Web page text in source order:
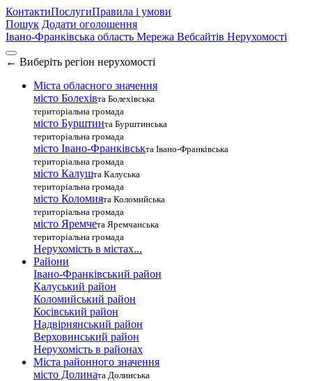
КонтактиПослугиПравила і умови
Пошук Додати оголошення
Івано-Франківська область Мережа Вебсайтів Нерухомості
← Виберіть регіон нерухомості
Міста обласного значення
місто Болехівта Болехівська
територіальна громада
місто Бурштинта Бурштинська
територіальна громада
місто Івано-Франківськта Івано-Франківська
територіальна громада
місто Калушта Калуська
територіальна громада
місто Коломията Коломийська
територіальна громада
місто Яремчета Яремчанська
територіальна громада
Нерухомість в містах...
Райони
Івано-Франківський район
Калуський район
Коломийський район
Косівський район
Надвірнянський район
Верховинський район
Нерухомість в районах
Міста районного значення
місто Долината Долинська